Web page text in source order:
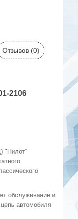
Отзывов (0)
2106
"Пилот"
обслуживание и
автомобиля